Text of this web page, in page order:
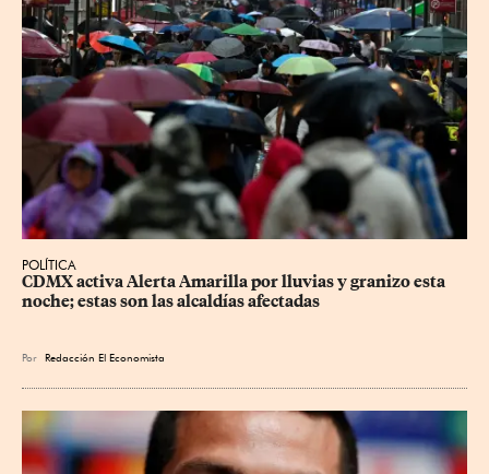
POLÍTICA
CDMX activa Alerta Amarilla por lluvias y granizo esta
noche; estas son las alcaldías afectadas
Por Redacción El Economista